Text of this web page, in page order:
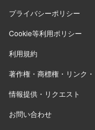
プライバシーポリシー
Cookie等利用ポリシー
利用規約
著作権・商標権・リンク
情報提供・リクエスト
お問い合わせ